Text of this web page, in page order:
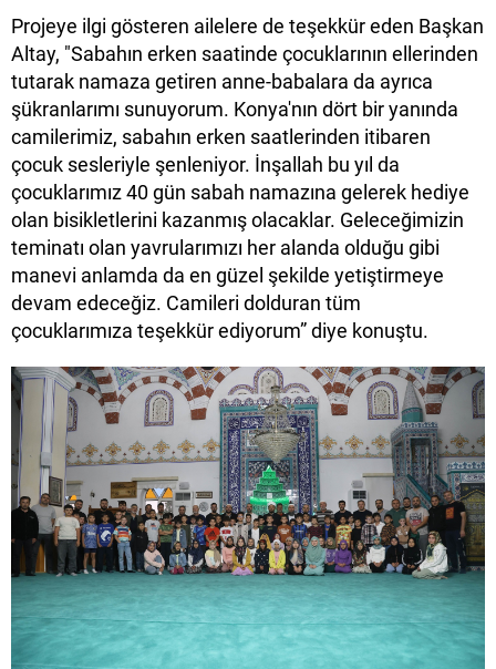
Projeye ilgi gösteren ailelere de teşekkür eden Başkan
Altay, "Sabahın erken saatinde çocuklarının ellerinden
tutarak namaza getiren anne-babalara da ayrıca
şükranlarımı sunuyorum. Konya'nın dört bir yanında
camilerimiz, sabahın erken saatlerinden itibaren
çocuk sesleriyle şenleniyor. İnşallah bu yıl da
çocuklarımız 40 gün sabah namazına gelerek hediye
olan bisikletlerini kazanmış olacaklar. Geleceğimizin
teminatı olan yavrularımızı her alanda olduğu gibi
manevi anlamda da en güzel şekilde yetiştirmeye
devam edeceğiz. Camileri dolduran tüm
çocuklarımıza teşekkür ediyorum” diye konuştu.